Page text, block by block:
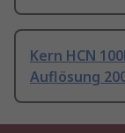
Kern HCN
Auflösung